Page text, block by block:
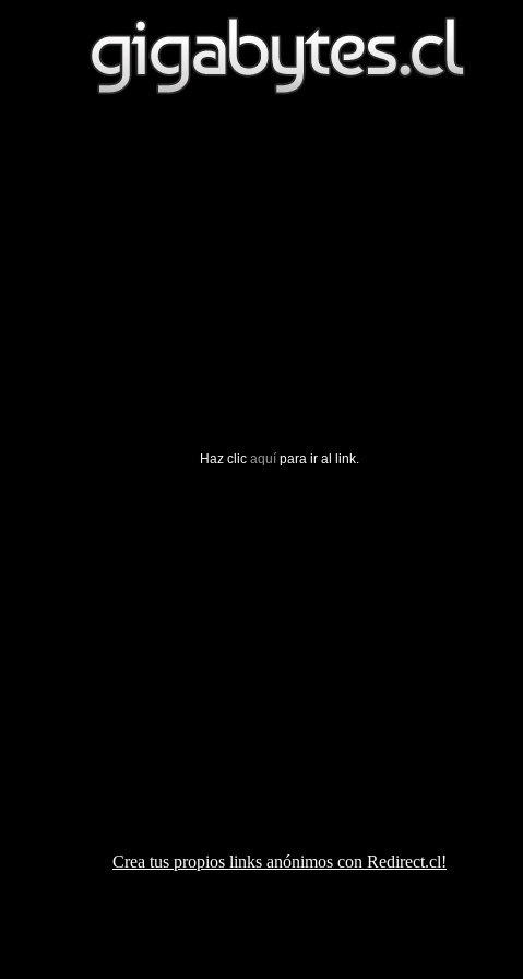
Haz clic aquí para ir al link.
Crea tus propios links anónimos con Redirect.cl!